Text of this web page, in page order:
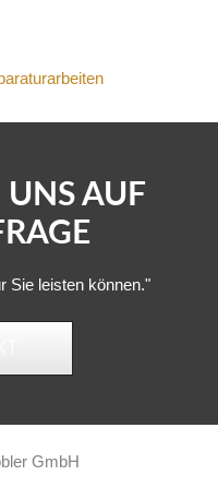
UNS AUF
Sie leisten können."
GmbH